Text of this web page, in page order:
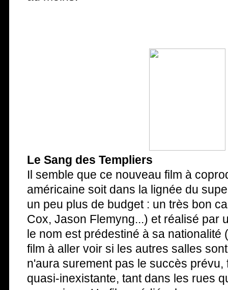
Le Sang des Templiers
Il semble que ce nouveau film à
américaine soit dans la lignée du
un peu plus de budget : un très bon
Cox, Jason Flemyng...) et réalisé par
le nom est prédestiné à sa nationalité
film à aller voir si les autres salles
n'aura surement pas le succès prévu,
quasi-inexistante, tant dans les rues